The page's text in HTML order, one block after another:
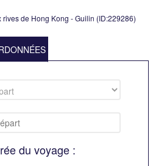
rives de Hong Kong - Guilin (ID:229286)
du voyage :